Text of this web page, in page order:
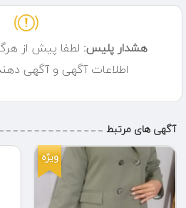
هشدار پلیس: لطفا پیش از
اطلاعات آگهی و آگهی
آگهی های مرتبط
ویژه